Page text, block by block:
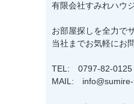
有限会社すみれハウ
お部屋探しを全力で
当社までお気軽にお
TEL: 0797-82-0125
MAIL: info@sumire-